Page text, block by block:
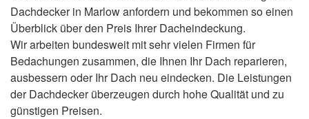
Dachdecker in Marlow anfordern und bekommen so einen
Überblick über den Preis Ihrer Dacheindeckung.
Wir arbeiten bundesweit mit sehr vielen Firmen für
Bedachungen zusammen, die Ihnen Ihr Dach reparieren,
ausbessern oder Ihr Dach neu eindecken. Die Leistungen
der Dachdecker überzeugen durch hohe Qualität und zu
günstigen Preisen.